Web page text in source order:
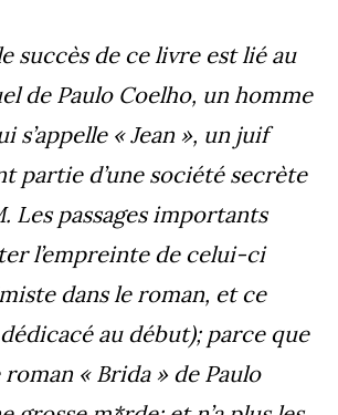
succès de ce livre est lié au
de Paulo Coelho, un homme
s’appelle « Jean », un juif
partie d’une société secrète
Les passages importants
l’empreinte de celui-ci
dans le roman, et ce
au début); parce que
« Brida » de Paulo